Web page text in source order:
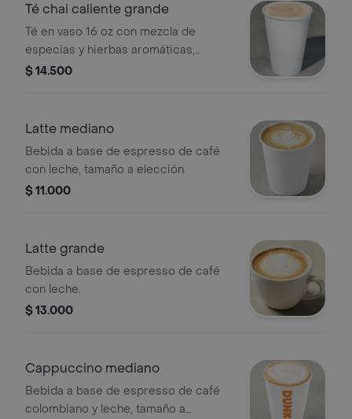
Té chai caliente grande
Té en vaso 16 oz con mezcla de
especias y hierbas aromáticas,
tamaño a elección.
$ 14.500
Latte mediano
Bebida a base de espresso de café
con leche, tamaño a elección.
$ 11.000
Latte grande
Bebida a base de espresso de café
con leche.
$ 13.000
Cappuccino mediano
Bebida a base de espresso de café
colombiano y leche, tamaño a